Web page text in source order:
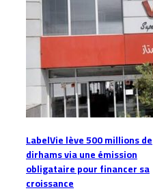
LabelVie lève 500 millions de
dirhams via une émission
obligataire pour financer sa
croissance